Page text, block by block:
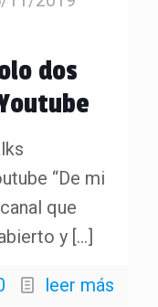
dos
“De mi
que
y […]
leer más